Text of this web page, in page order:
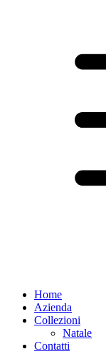
Home
Azienda
Collezioni
Natale
Contatti